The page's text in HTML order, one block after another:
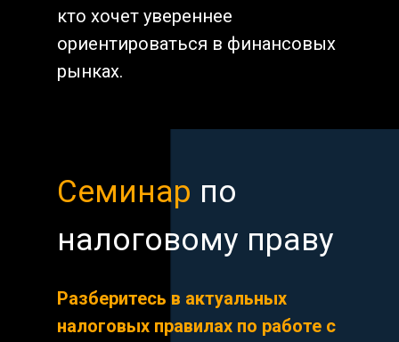
кто хочет увереннее
ориентироваться в финансовых
рынках.
Семинар по
налоговому праву
Разберитесь в актуальных
налоговых правилах по работе с